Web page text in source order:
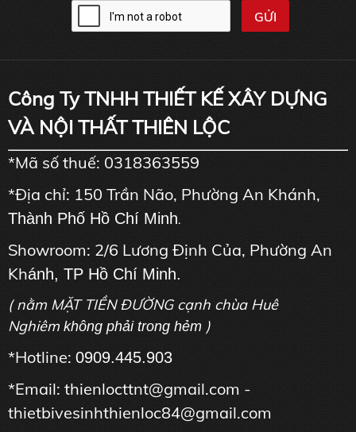
Công Ty TNHH THIẾT KẾ XÂY DỰNG
VÀ NỘI THẤT THIÊN LỘC
*Mã số thuế: 0318363559
*Địa chỉ: 150 Trần Não, Phường An Khánh,
Thành Phố Hồ Chí Minh.
Showroom: 2/6 Lương Định Của, Phường An
Khánh, TP Hồ Chí Minh.
( nằm MẶT TIỀN ĐƯỜNG cạnh chùa Huê
Nghiêm không phải trong hẻm )
*Hotline: 0909.445.903
*Email: thienlocttnt@gmail.com -
thietbivesinhthienloc84@gmail.com